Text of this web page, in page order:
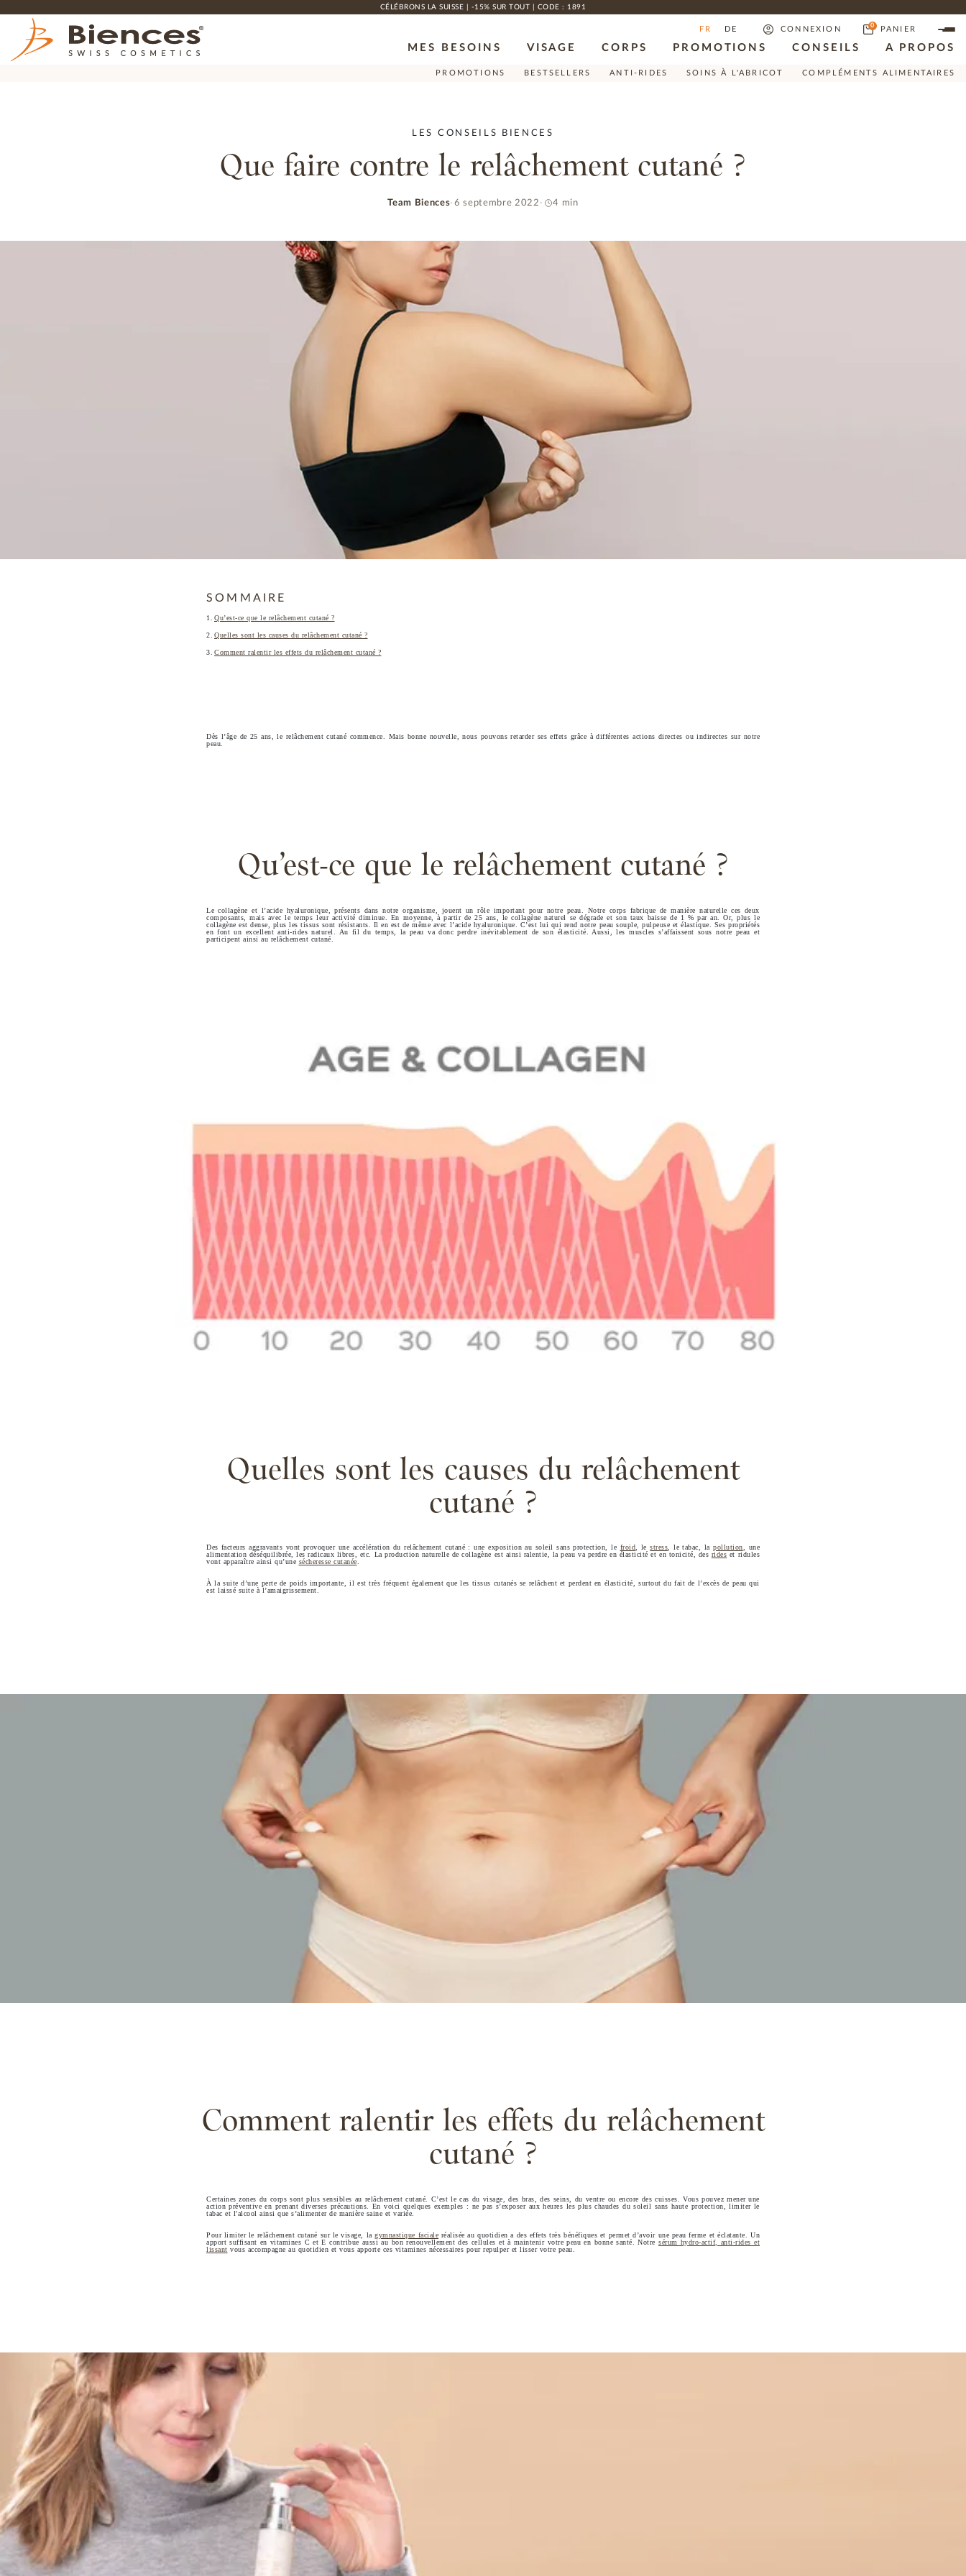
CÉLÉBRONS LA SUISSE | -15% SUR TOUT | CODE : 1891
FR DE CONNEXION 0 PANIER
MES BESOINS VISAGE CORPS PROMOTIONS CONSEILS A PROPOS
PROMOTIONS BESTSELLERS ANTI-RIDES SOINS À L'ABRICOT COMPLÉMENTS ALIMENTAIRES
LES CONSEILS BIENCES
Que faire contre le relâchement cutané ?
Team Biences 6 septembre 2022 4 min
SOMMAIRE
Qu’est-ce que le relâchement cutané ?
Quelles sont les causes du relâchement cutané ?
Comment ralentir les effets du relâchement cutané ?
Dès l’âge de 25 ans, le relâchement cutané commence. Mais bonne nouvelle, nous pouvons retarder ses effets grâce à différentes actions directes ou indirectes sur notre
peau.
Qu’est-ce que le relâchement cutané ?
Le collagène et l’acide hyaluronique, présents dans notre organisme, jouent un rôle important pour notre peau. Notre corps fabrique de manière naturelle ces deux
composants, mais avec le temps leur activité diminue. En moyenne, à partir de 25 ans, le collagène naturel se dégrade et son taux baisse de 1 % par an. Or, plus le
collagène est dense, plus les tissus sont résistants. Il en est de même avec l’acide hyaluronique. C’est lui qui rend notre peau souple, pulpeuse et élastique. Ses propriétés
en font un excellent anti-rides naturel. Au fil du temps, la peau va donc perdre inévitablement de son élasticité. Aussi, les muscles s’affaissent sous notre peau et
participent ainsi au relâchement cutané.
Quelles sont les causes du relâchement
cutané ?
Des facteurs aggravants vont provoquer une accélération du relâchement cutané : une exposition au soleil sans protection, le froid, lestress, le tabac, lapollution, une
alimentation déséquilibrée, les radicaux libres, etc. La production naturelle de collagène est ainsi ralentie, la peau va perdre en élasticité et en tonicité, des rides et ridules
vont apparaître ainsi qu’une sécheresse cutanée.
À la suite d’une perte de poids importante, il est très fréquent également que les tissus cutanés se relâchent et perdent en élasticité, surtout du fait de l’excès de peau qui
est laissé suite à l’amaigrissement.
Comment ralentir les effets du relâchement
cutané ?
Certaines zones du corps sont plus sensibles au relâchement cutané. C’est le cas du visage, des bras, des seins, du ventre ou encore des cuisses. Vous pouvez mener une
action préventive en prenant diverses précautions. En voici quelques exemples : ne pas s’exposer aux heures les plus chaudes du soleil sans haute protection, limiter le
tabac et l'alcool ainsi que s’alimenter de manière saine et variée.
Pour limiter le relâchement cutané sur le visage, lagymnastique faciale réalisée au quotidien a des effets très bénéfiques et permet d’avoir une peau ferme et éclatante. Un
apport suffisant en vitamines C et E contribue aussi au bon renouvellement des cellules et à maintenir votre peau en bonne santé. Notresérum hydro-actif, anti-rides et
lissant vous accompagne au quotidien et vous apporte ces vitamines nécessaires pour repulper et lisser votre peau.